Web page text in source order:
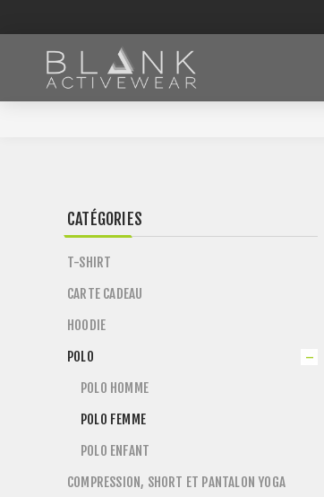
CATÉGORIES
T-SHIRT
CARTE CADEAU
HOODIE
POLO
POLO HOMME
POLO FEMME
POLO ENFANT
COMPRESSION, SHORT ET PANTALON YOGA